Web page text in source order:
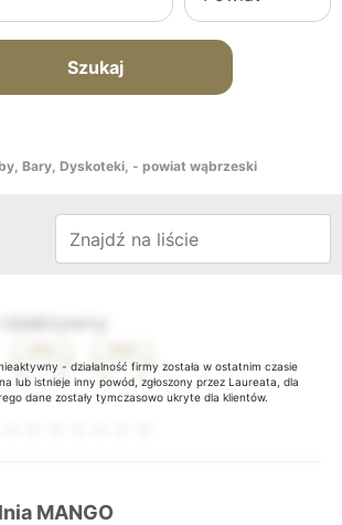
Szukaj
Bary, Dyskoteki, - powiat wąbrzeski
- działalność firmy została w ostatnim czasie
lub istnieje inny powód, zgłoszony przez Laureata, dla
dane zostały tymczasowo ukryte dla klientów.
MANGO